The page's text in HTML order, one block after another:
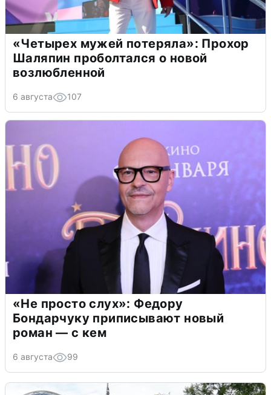
«Четырех мужей потеряла»: Прохор
Шаляпин проболтался о новой
возлюбленной
6 августа 107
«Не просто слух»: Федору
Бондарчуку приписывают новый
роман — с кем
6 августа 99